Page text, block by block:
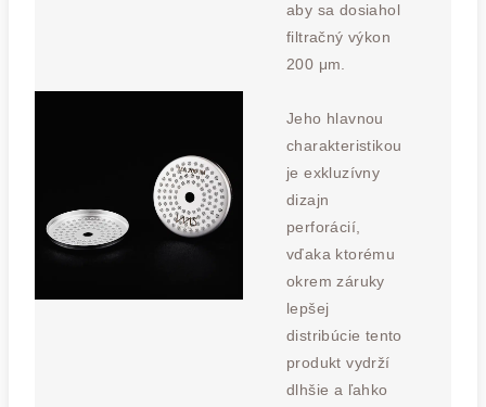
aby sa dosiahol
filtračný výkon
200 μm.
Jeho hlavnou
charakteristikou
je exkluzívny
dizajn
perforácií,
vďaka ktorému
okrem záruky
lepšej
distribúcie tento
produkt vydrží
dlhšie a ľahko